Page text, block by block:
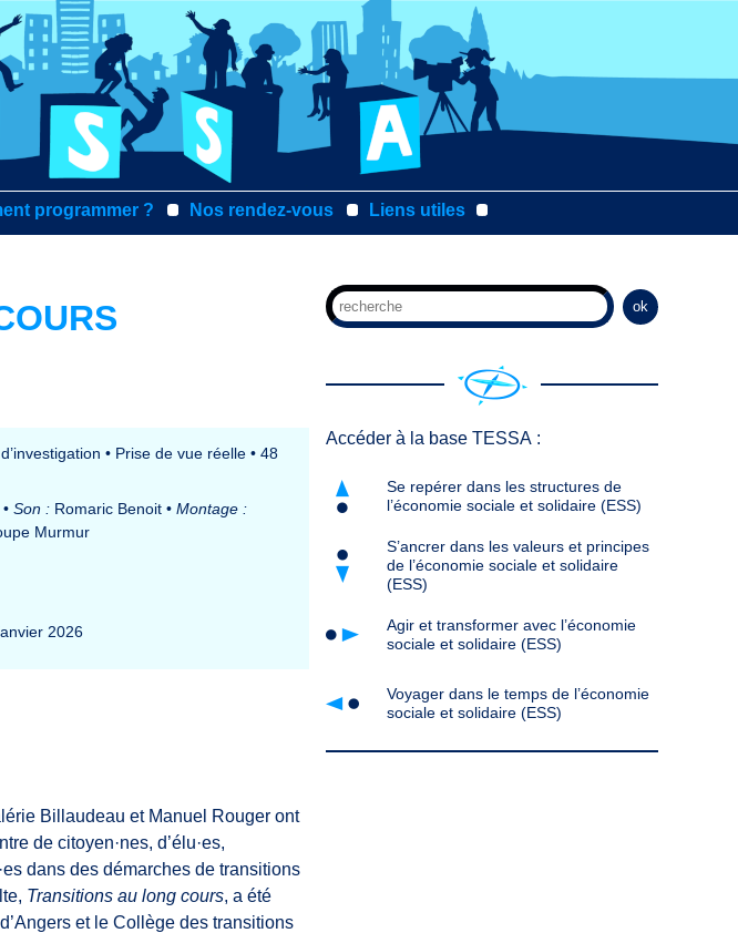
programmer ? Nos rendez-vous Liens utiles
• Prise de vue réelle • 48
• Son : Romaric Benoit • Montage :
Murmur
2026
Billaudeau et Manuel Rouger ont
de citoyen·nes, d’élu·es,
dans des démarches de transitions
Transitions au long cours, a été
et le Collège des transitions
ok
Accéder à la base TESSA :
Se repérer dans les structures de
l’économie sociale et solidaire (ESS)
S’ancrer dans les valeurs et principes
de l’économie sociale et solidaire
(ESS)
Agir et transformer avec l’économie
sociale et solidaire (ESS)
Voyager dans le temps de l’économie
sociale et solidaire (ESS)